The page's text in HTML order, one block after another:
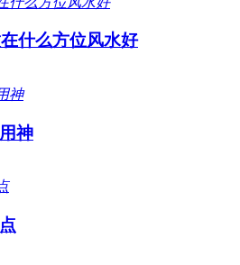
什么方位风水好
神